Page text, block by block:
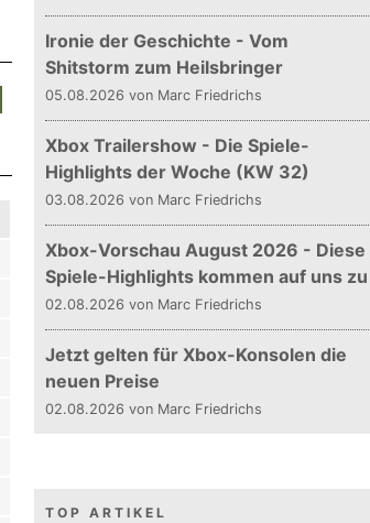
Ironie der Geschichte - Vom
Shitstorm zum Heilsbringer
05.08.2026 von Marc Friedrichs
Xbox Trailershow - Die Spiele-
Highlights der Woche (KW 32)
03.08.2026 von Marc Friedrichs
Xbox-Vorschau August 2026 - Diese
Spiele-Highlights kommen auf uns zu
02.08.2026 von Marc Friedrichs
Jetzt gelten für Xbox-Konsolen die
neuen Preise
02.08.2026 von Marc Friedrichs
TOP ARTIKEL